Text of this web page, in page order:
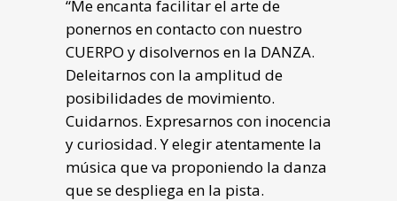
“Me encanta facilitar el arte de
ponernos en contacto con nuestro
CUERPO y disolvernos en la DANZA.
Deleitarnos con la amplitud de
posibilidades de movimiento.
Cuidarnos. Expresarnos con inocencia
y curiosidad. Y elegir atentamente la
música que va proponiendo la danza
que se despliega en la pista.